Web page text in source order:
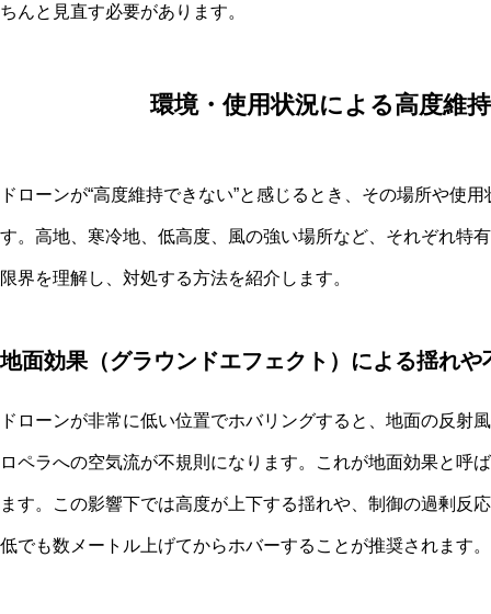
ちんと見直す必要があります。
環境・使用状況による高度維
ドローンが“高度維持できない”と感じるとき、その場所や使
す。高地、寒冷地、低高度、風の強い場所など、それぞれ特
限界を理解し、対処する方法を紹介します。
地面効果（グラウンドエフェクト）による揺れや
ドローンが非常に低い位置でホバリングすると、地面の反射
ロペラへの空気流が不規則になります。これが地面効果と呼
ます。この影響下では高度が上下する揺れや、制御の過剰反
低でも数メートル上げてからホバーすることが推奨されます。